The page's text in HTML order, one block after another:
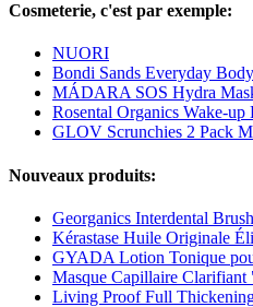
Cosmeterie, c'est par exemple:
NUORI
Bondi Sands Everyday
MÁDARA SOS Hydra
Rosental Organics Wake-up
GLOV Scrunchies 2 Pack M
Nouveaux produits:
Georganics Interdental
Kérastase Huile Originale
GYADA Lotion Tonique
Masque Capillaire
Living Proof Full